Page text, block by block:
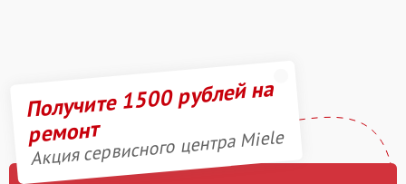
Получите 1500 рублей на
ремонт
Акция сервисного центра Miele